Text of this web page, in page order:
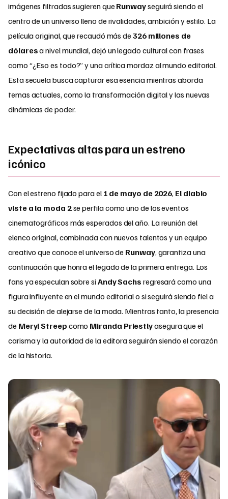
imágenes filtradas sugieren que Runwayseguirá siendo el
centro de un universo lleno de rivalidades, ambición y estilo. La
película original, que recaudó más de 326 millones de
dólaresa nivel mundial, dejó un legado cultural con frases
como “¿Eso es todo?” y una crítica mordaz al mundo editorial.
Esta secuela busca capturar esa esencia mientras aborda
temas actuales, como la transformación digital y las nuevas
dinámicas de poder.
Expectativas altas para un estreno
icónico
Con el estreno fijado para el 1 de mayo de 2026, El diablo
viste a la moda 2se perfila como uno de los eventos
cinematográficos más esperados del año. La reunión del
elenco original, combinada con nuevos talentos y un equipo
creativo que conoce el universo de Runway, garantiza una
continuación que honra el legado de la primera entrega. Los
fans ya especulan sobre siAndy Sachs regresará como una
figura influyente en el mundo editorial o si seguirá siendo fiel a
su decisión de alejarse de la moda. Mientras tanto, la presencia
de Meryl Streep como Miranda Priestlyasegura que el
carisma y la autoridad de la editora seguirán siendo el corazón
de la historia.